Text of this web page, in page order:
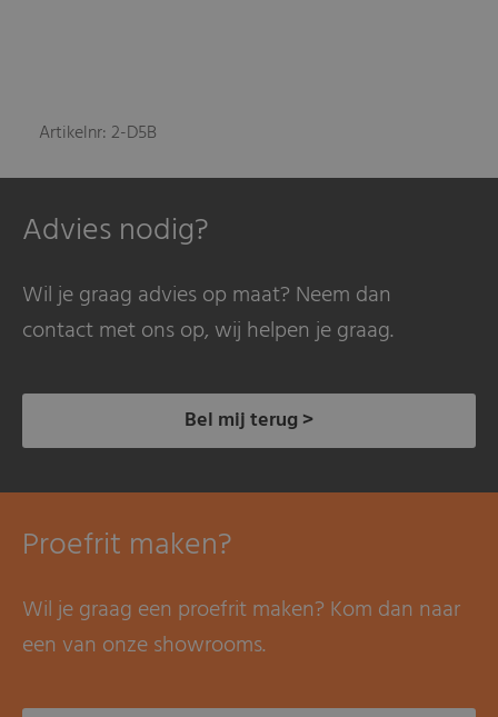
Artikelnr: 2-D5B
Advies nodig?
Wil je graag advies op maat? Neem dan
contact met ons op, wij helpen je graag.
Bel mij terug >
Proefrit maken?
Wil je graag een proefrit maken? Kom dan naar
een van onze showrooms.